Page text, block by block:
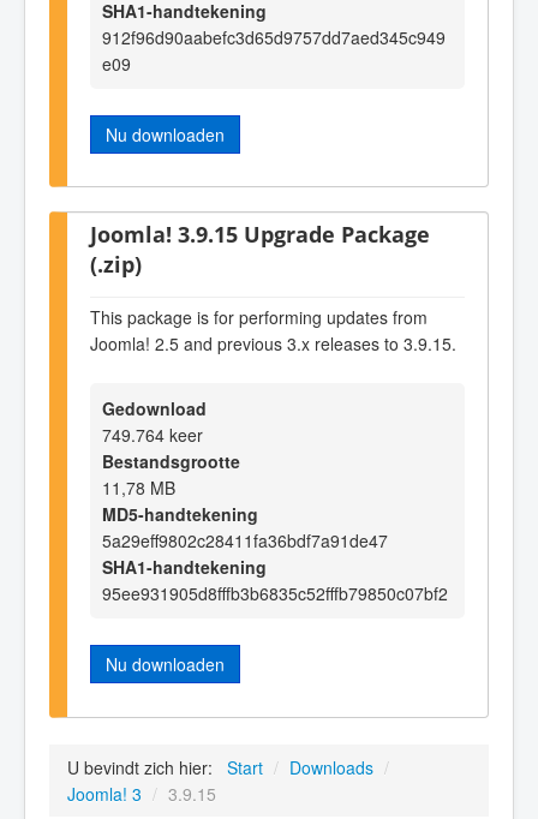
SHA1-handtekening
912f96d90aabefc3d65d9757dd7aed345c949
e09
Nu downloaden
Joomla! 3.9.15 Upgrade Package
(.zip)
This package is for performing updates from
Joomla! 2.5 and previous 3.x releases to 3.9.15.
Gedownload
749.764 keer
Bestandsgrootte
11,78 MB
MD5-handtekening
5a29eff9802c28411fa36bdf7a91de47
SHA1-handtekening
95ee931905d8fffb3b6835c52fffb79850c07bf2
Nu downloaden
U bevindt zich hier: Start / Downloads /
Joomla! 3 / 3.9.15